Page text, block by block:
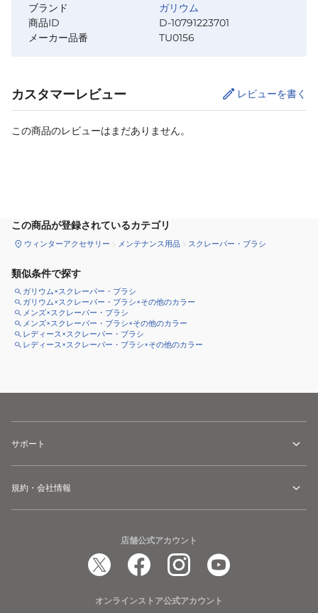
ブランド
ガリウム
商品ID
D-10791223701
メーカー品番
TU0156
カスタマーレビュー レビューを書く
この商品のレビューはまだありません。
この商品が登録されているカテゴリ
ウィンターアクセサリー メンテナンス用品 スクレーパー・ブラシ
類似条件で探す
ガリウム×スクレーパー・ブラシ
ガリウム×スクレーパー・ブラシ×その他のカラー
メンズ×スクレーパー・ブラシ
メンズ×スクレーパー・ブラシ×その他のカラー
レディース×スクレーパー・ブラシ
レディース×スクレーパー・ブラシ×その他のカラー
サポート
規約・会社情報
店舗公式アカウント
オンラインストア公式アカウント